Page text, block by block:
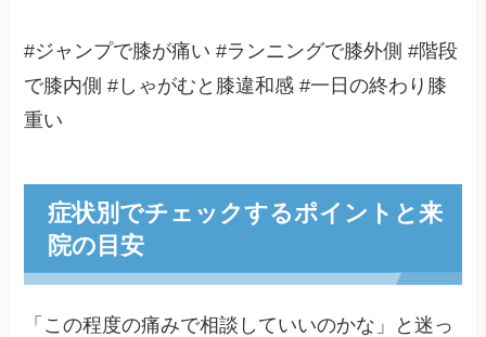
#ジャンプで膝が痛い #ランニングで膝外側 #階段
で膝内側 #しゃがむと膝違和感 #一日の終わり膝
重い
症状別でチェックするポイントと来
院の目安
「この程度の痛みで相談していいのかな」と迷っ